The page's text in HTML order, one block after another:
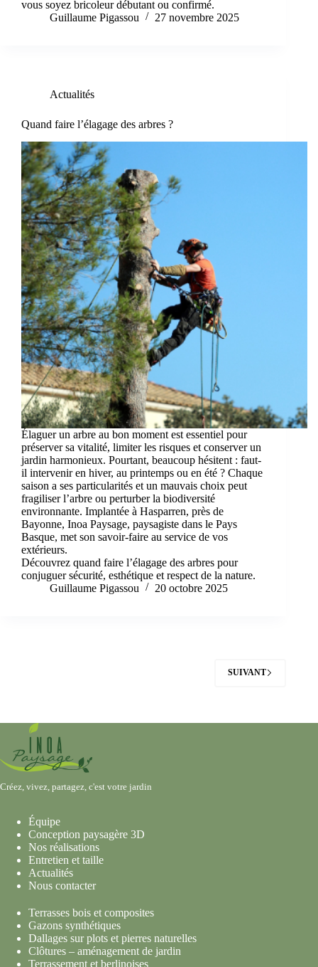
vous soyez bricoleur débutant ou confirmé.
Guillaume Pigassou
27 novembre 2025
Actualités
Quand faire l’élagage des arbres ?
Élaguer un arbre au bon moment est essentiel pour
préserver sa vitalité, limiter les risques et conserver un
jardin harmonieux. Pourtant, beaucoup hésitent : faut-
il intervenir en hiver, au printemps ou en été ? Chaque
saison a ses particularités et un mauvais choix peut
fragiliser l’arbre ou perturber la biodiversité
environnante. Implantée à Hasparren, près de
Bayonne, Inoa Paysage, paysagiste dans le Pays
Basque, met son savoir-faire au service de vos
extérieurs.
Découvrez quand faire l’élagage des arbres pour
conjuguer sécurité, esthétique et respect de la nature.
Guillaume Pigassou
20 octobre 2025
SUIVANT
Créez, vivez, partagez, c'est votre jardin
Équipe
Conception paysagère 3D
Nos réalisations
Entretien et taille
Actualités
Nous contacter
Terrasses bois et composites
Gazons synthétiques
Dallages sur plots et pierres naturelles
Clôtures – aménagement de jardin
Terrassement et berlinoises